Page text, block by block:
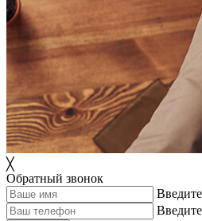
╳
Обратный звонок